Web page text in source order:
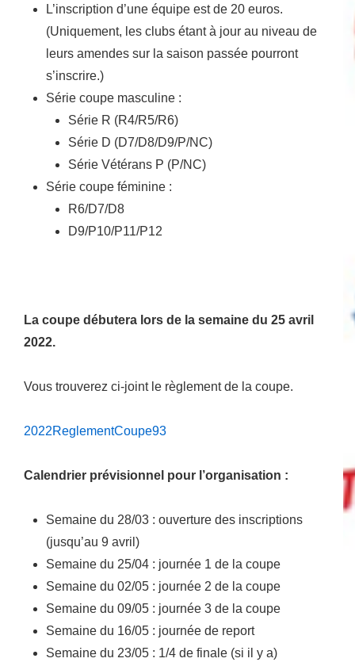
L’inscription d’une équipe est de 20 euros.
(Uniquement, les clubs étant à jour au niveau de
leurs amendes sur la saison passée pourront
s’inscrire.)
Série coupe masculine :
Série R (R4/R5/R6)
Série D (D7/D8/D9/P/NC)
Série Vétérans P (P/NC)
Série coupe féminine :
R6/D7/D8
D9/P10/P11/P12
La coupe débutera lors de la semaine du 25 avril
2022.
Vous trouverez ci-joint le règlement de la coupe.
2022ReglementCoupe93
Calendrier prévisionnel pour l’organisation :
Semaine du 28/03 : ouverture des inscriptions
(jusqu’au 9 avril)
Semaine du 25/04 : journée 1 de la coupe
Semaine du 02/05 : journée 2 de la coupe
Semaine du 09/05 : journée 3 de la coupe
Semaine du 16/05 : journée de report
Semaine du 23/05 : 1/4 de finale (si il y a)